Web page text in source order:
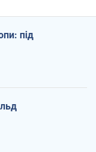
під